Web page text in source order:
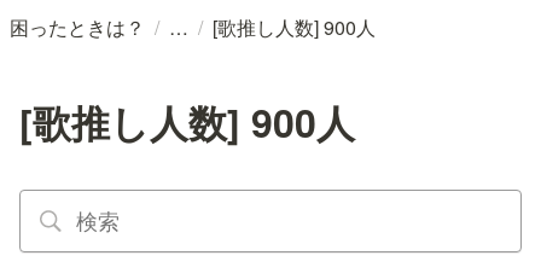
困ったときは？ / / [歌推し人数] 900人
[歌推し人数] 900人